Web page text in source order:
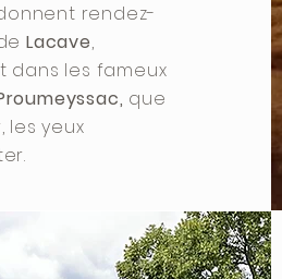
rendez-
Lacave,
dans les fameux
que
les yeux